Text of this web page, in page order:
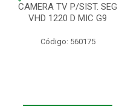
CAMERA TV P/SIST. SEG
VHD 1220 D MIC G9
Código: 560175